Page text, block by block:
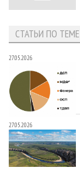
СТАТЬИ ПО ТЕМЕ
27.05.2026
27.05.2026